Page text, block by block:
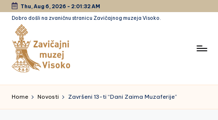
Skip
content
Thu, Aug 6, 2026 - 2:01:32 AM
Dobro došli na zvaničnu stranicu Zavičajnog muzeja Visoko.
a
vi
Home Novosti Završeni 13-ti “Dani Zaima Muzaferije”